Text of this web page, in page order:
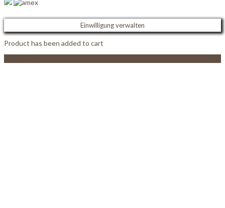
Einwilligung verwalten
Product has been added to cart